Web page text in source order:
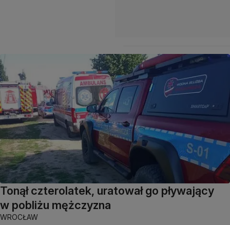
Tonął czterolatek, uratował go pływający
w pobliżu mężczyzna
WROCŁAW